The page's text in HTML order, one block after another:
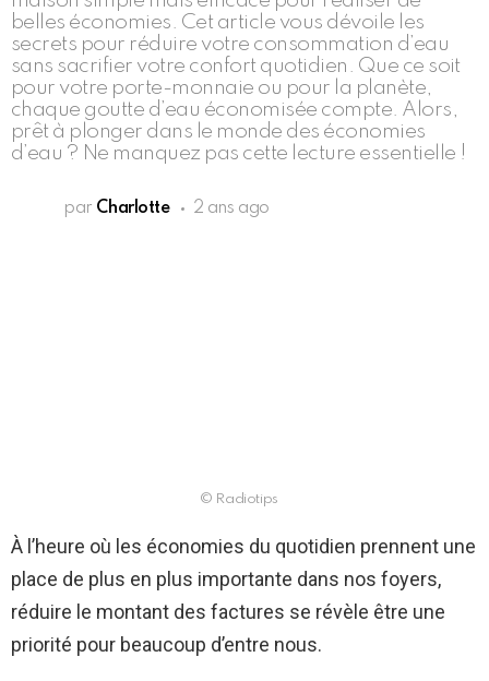
belles économies. Cet article vous dévoile les
secrets pour réduire votre consommation d’eau
sans sacrifier votre confort quotidien. Que ce soit
pour votre porte-monnaie ou pour la planète,
chaque goutte d’eau économisée compte. Alors,
prêt à plonger dans le monde des économies
d’eau ? Ne manquez pas cette lecture essentielle !
par Charlotte 2 ans ago
© Radiotips
À l’heure où les économies du quotidien prennent une
place de plus en plus importante dans nos foyers,
réduire le montant des factures se révèle être une
priorité pour beaucoup d’entre nous.